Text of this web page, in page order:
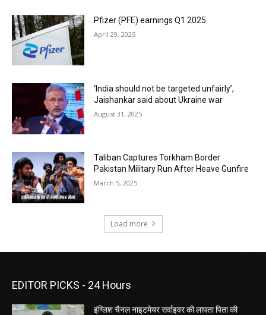
Pfizer (PFE) earnings Q1 2025
April 29, 2025
‘India should not be targeted unfairly’,
Jaishankar said about Ukraine war
August 31, 2025
Taliban Captures Torkham Border
Pakistan Military Run After Heave Gunfire
March 5, 2025
Load more
EDITOR PICKS - 24 Hours
इंग्लिश चैनल नाइटमेयर सर्वाइवर की लापता पिता की